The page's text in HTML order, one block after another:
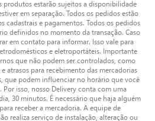
produtos estarão sujeitos a disponibilidade
em separação. Todos os pedidos estão
cadastrais e pagamentos. Todos os pedidos
definidos no momento da transação. Caso
em contato para informar. Isso vale para
e eletroportáteis. Importante
que não podem ser controlados, como
atrasos para recebimento das mercadorias
que podem influenciar no horário que você
Por isso, nosso Delivery conta com uma
30 minutos. É necessário que haja alguém
receber a mercadoria. A equipe de
realiza serviço de instalação, alteração ou